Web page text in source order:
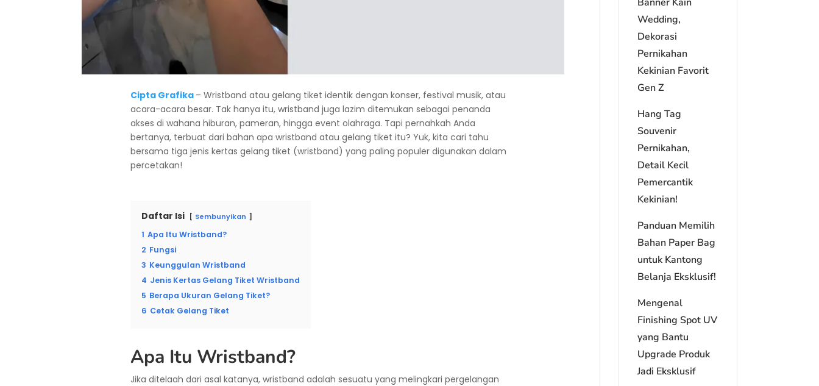
Cipta Grafika – Wristband atau gelang tiket identik dengan konser, festival musik, atau
acara-acara besar. Tak hanya itu, wristband juga lazim ditemukan sebagai penanda
akses di wahana hiburan, pameran, hingga event olahraga. Tapi pernahkah Anda
bertanya, terbuat dari bahan apa wristband atau gelang tiket itu? Yuk, kita cari tahu
bersama tiga jenis kertas gelang tiket (wristband) yang paling populer digunakan dalam
percetakan!
Daftar Isi Sembunyikan
1 Apa Itu Wristband?
2 Fungsi
3 Keunggulan Wristband
4 Jenis Kertas Gelang Tiket Wristband
5 Berapa Ukuran Gelang Tiket?
6 Cetak Gelang Tiket
Apa Itu Wristband?
Jika ditelaah dari asal katanya, wristband adalah sesuatu yang melingkari pergelangan
Wedding,
Dekorasi
Pernikahan
Kekinian Favorit
Gen Z
Hang Tag
Souvenir
Pernikahan,
Detail Kecil
Pemercantik
Kekinian!
Panduan Memilih
Bahan Paper Bag
untuk Kantong
Belanja Eksklusif!
Mengenal
Finishing Spot UV
yang Bantu
Upgrade Produk
Jadi Eksklusif